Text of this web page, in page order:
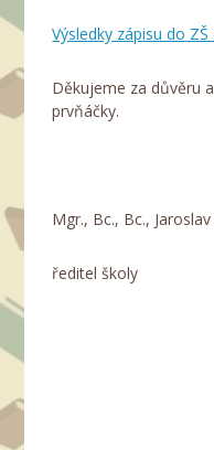
Výsledky zápisu do ZŠ
Děkujeme za důvěru
prvňáčky.
Mgr., Bc., Bc.,
ředitel školy